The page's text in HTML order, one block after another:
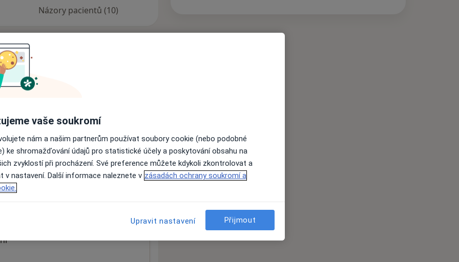
Názory pacientů (10)
nejsou k dispozici
informace o svých službách.
vaše soukromí
nám a našim partnerům používat soubory cookie (nebo podobné
ke shromažďování údajů pro statistické účely a poskytování obsahu na
zvyklostí při procházení. Své preference můžete kdykoli zkontrolovat a
v nastavení. Další informace naleznete v zásadách ochrany soukromí a
Upravit nastavení Přijmout